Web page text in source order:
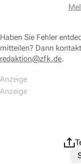
Haben Sie Fehler
mitteilen? Dann
redaktion@zfk.de.